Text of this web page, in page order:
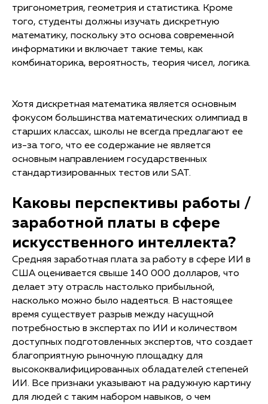
тригонометрия, геометрия и статистика. Кроме
того, студенты должны изучать дискретную
математику, поскольку это основа современной
информатики и включает такие темы, как
комбинаторика, вероятность, теория чисел, логика.
Хотя дискретная математика является основным
фокусом большинства математических олимпиад в
старших классах, школы не всегда предлагают ее
из-за того, что ее содержание не является
основным направлением государственных
стандартизированных тестов или SAT.
Каковы перспективы работы /
заработной платы в сфере
искусственного интеллекта?
Средняя заработная плата за работу в сфере ИИ в
США оценивается свыше 140 000 долларов, что
делает эту отрасль настолько прибыльной,
насколько можно было надеяться. В настоящее
время существует разрыв между насущной
потребностью в экспертах по ИИ и количеством
доступных подготовленных экспертов, что создает
благоприятную рыночную площадку для
высококвалифицированных обладателей степеней
ИИ. Все признаки указывают на радужную картину
для людей с таким набором навыков, о чем